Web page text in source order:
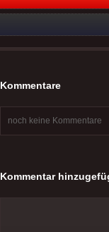
Kommentare
noch keine Kommentare
Kommentar